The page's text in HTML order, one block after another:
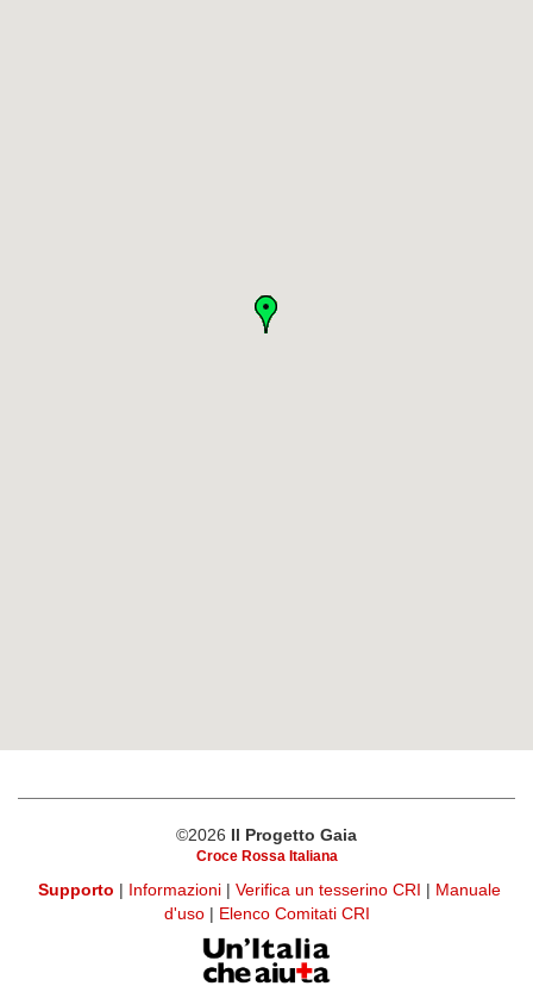
©2026 Il Progetto Gaia
Croce Rossa Italiana
Supporto | Informazioni | Verifica un tesserino CRI | Manuale
d'uso | Elenco Comitati CRI